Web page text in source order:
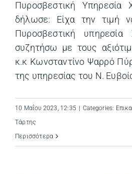
Πυροσβεστική Υπηρεσία
δήλωσε: Είχα την τιμή
Πυροσβεστική
συζητήσω με τους
κ.κ Κωνσταντίνο Ψαρρό
της υπηρεσίας του Ν.
10 Μαΐου 2023, 12:35 Categories:
Τάρτης
Περισσότερα